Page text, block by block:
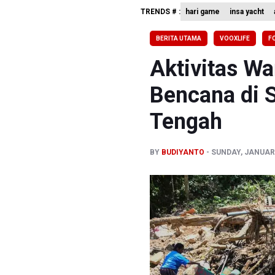
Pakar:
Tim 9
BPIP:
TRENDS # : hari game insa yacht
BERITA UTAMA VOOXLIFE
Aktivitas
Bencana di
Tengah
BY BUDIYANTO SUNDAY,